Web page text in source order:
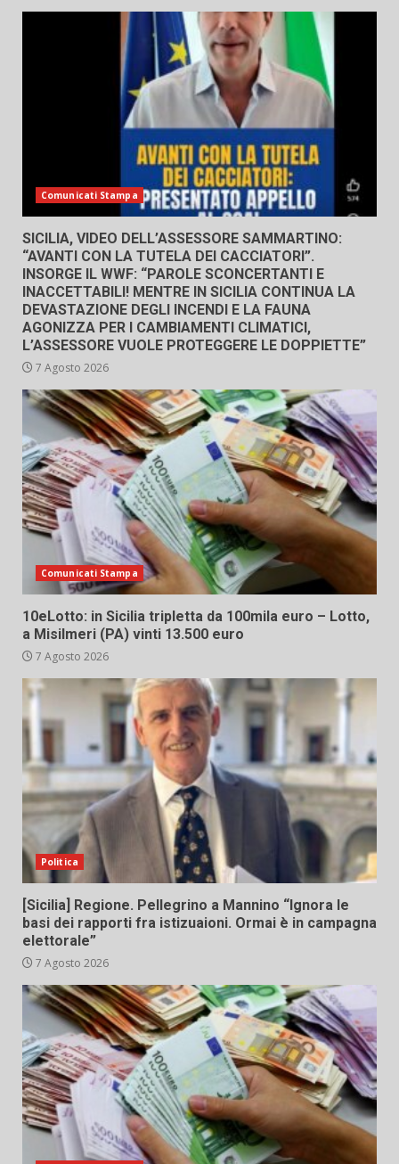
Comunicati Stampa
SICILIA, VIDEO DELL’ASSESSORE SAMMARTINO:
“AVANTI CON LA TUTELA DEI CACCIATORI”.
INSORGE IL WWF: “PAROLE SCONCERTANTI E
INACCETTABILI! MENTRE IN SICILIA CONTINUA LA
DEVASTAZIONE DEGLI INCENDI E LA FAUNA
AGONIZZA PER I CAMBIAMENTI CLIMATICI,
L’ASSESSORE VUOLE PROTEGGERE LE DOPPIETTE”
7 Agosto 2026
Comunicati Stampa
10eLotto: in Sicilia tripletta da 100mila euro – Lotto,
a Misilmeri (PA) vinti 13.500 euro
7 Agosto 2026
Politica
[Sicilia] Regione. Pellegrino a Mannino “Ignora le
basi dei rapporti fra istizuaioni. Ormai è in campagna
elettorale”
7 Agosto 2026